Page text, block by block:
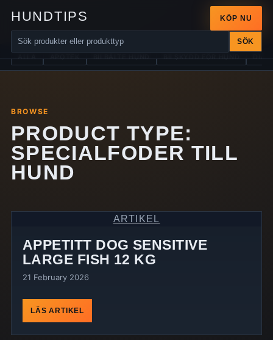
HUNDTIPS
SÖK
KÖP NU
ALLA APOTEK BILBÄLTE HUND BILSKYDD FÖR HUND
BROWSE
PRODUCT TYPE:
SPECIALFODER TILL
HUND
ARTIKEL
APPETITT DOG SENSITIVE
LARGE FISH 12 KG
21 February 2026
LÄS ARTIKEL